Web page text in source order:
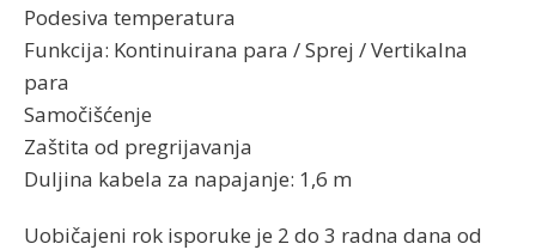
Podesiva temperatura
Funkcija: Kontinuirana para / Sprej / Vertikalna
para
Samočišćenje
Zaštita od pregrijavanja
Duljina kabela za napajanje: 1,6 m
Uobičajeni rok isporuke je 2 do 3 radna dana od